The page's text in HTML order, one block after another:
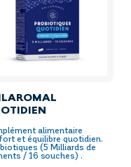
alimentaire
et équilibre quotidien.
(5 Milliards de
/ 16 souches) .